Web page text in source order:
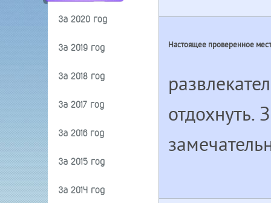
За 2020 год
За 2019 год
За 2018 год
За 2017 год
За 2016 год
За 2015 год
За 2014 год
Настоящее проверенное
отдохнуть.